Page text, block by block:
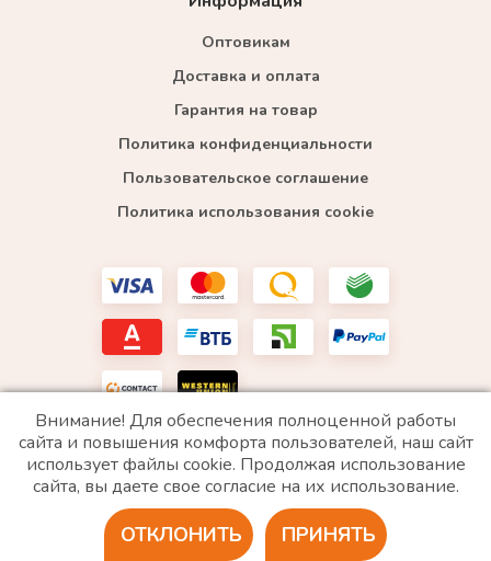
Оптовикам
Доставка и оплата
Гарантия на товар
Политика конфиденциальности
Пользовательское соглашение
Политика использования cookie
*WhatsApp принадлежит компании Meta, которая признана экстремистской и запрещена в
РФ
2020 © Все права защищены. ИП «Войтенко»
Разработка сайта
Внимание! Для обеспечения полноценной работы
сайта и повышения комфорта пользователей, наш сайт
использует файлы cookie. Продолжая использование
сайта, вы даете свое согласие на их использование.
ПРИНЯТЬ
ОТКЛОНИТЬ